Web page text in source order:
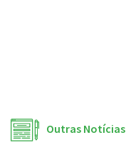
Outras Notícias